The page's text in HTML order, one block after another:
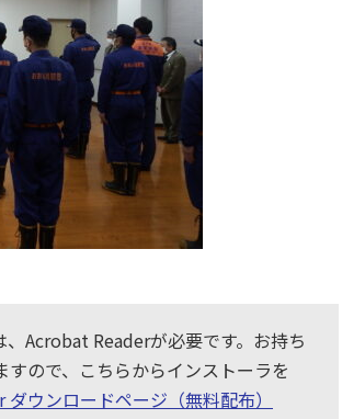
Acrobat Readerが必要です。お持ち
ので、こちらからインストーラを
ウンロードページ（無料配布）